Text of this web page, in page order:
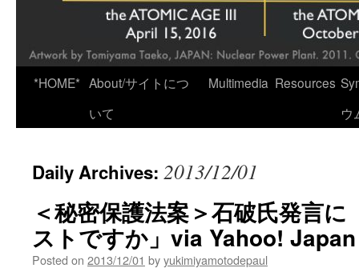
*HOME* About/サイトにつ
いて
Multimedia Resources
ウ
Daily Archives: 2013/12/01
＜秘密保護法案＞石破氏発言
ストですか」via Yahoo!
Posted on 2013/12/01 byyukimiyamotodepaul